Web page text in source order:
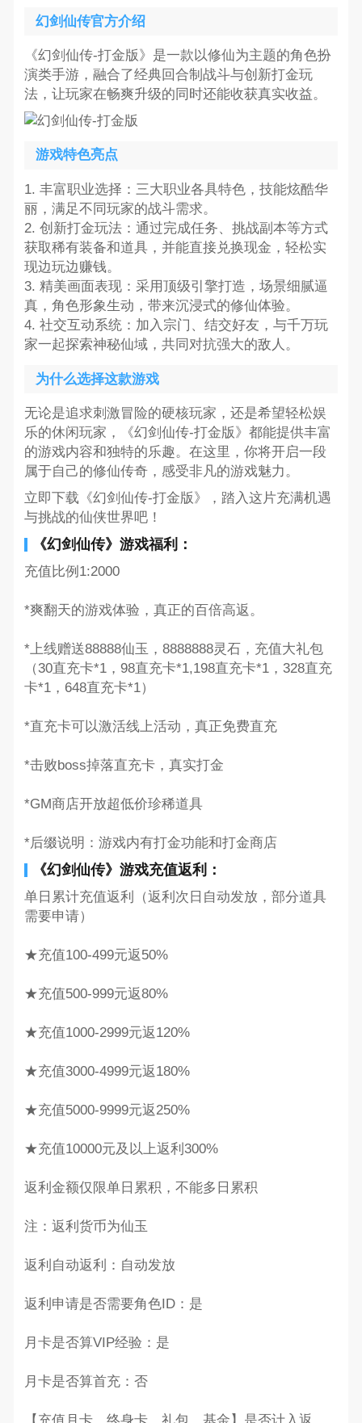
幻剑仙传官方介绍
《幻剑仙传-打金版》是一款以修仙为主题的角色扮
演类手游，融合了经典回合制战斗与创新打金玩
法，让玩家在畅爽升级的同时还能收获真实收益。
游戏特色亮点
1. 丰富职业选择：三大职业各具特色，技能炫酷华
丽，满足不同玩家的战斗需求。
2. 创新打金玩法：通过完成任务、挑战副本等方式
获取稀有装备和道具，并能直接兑换现金，轻松实
现边玩边赚钱。
3. 精美画面表现：采用顶级引擎打造，场景细腻逼
真，角色形象生动，带来沉浸式的修仙体验。
4. 社交互动系统：加入宗门、结交好友，与千万玩
家一起探索神秘仙域，共同对抗强大的敌人。
为什么选择这款游戏
无论是追求刺激冒险的硬核玩家，还是希望轻松娱
乐的休闲玩家，《幻剑仙传-打金版》都能提供丰富
的游戏内容和独特的乐趣。在这里，你将开启一段
属于自己的修仙传奇，感受非凡的游戏魅力。
立即下载《幻剑仙传-打金版》，踏入这片充满机遇
与挑战的仙侠世界吧！
《幻剑仙传》游戏福利：
充值比例1:2000
*爽翻天的游戏体验，真正的百倍高返。
*上线赠送88888仙玉，8888888灵石，充值大礼包
（30直充卡*1，98直充卡*1,198直充卡*1，328直充
卡*1，648直充卡*1）
*直充卡可以激活线上活动，真正免费直充
*击败boss掉落直充卡，真实打金
*GM商店开放超低价珍稀道具
*后缀说明：游戏内有打金功能和打金商店
《幻剑仙传》游戏充值返利：
单日累计充值返利（返利次日自动发放，部分道具
需要申请）
★充值100-499元返50%
★充值500-999元返80%
★充值1000-2999元返120%
★充值3000-4999元返180%
★充值5000-9999元返250%
★充值10000元及以上返利300%
返利金额仅限单日累积，不能多日累积
注：返利货币为仙玉
返利自动返利：自动发放
返利申请是否需要角色ID：是
月卡是否算VIP经验：是
月卡是否算首充：否